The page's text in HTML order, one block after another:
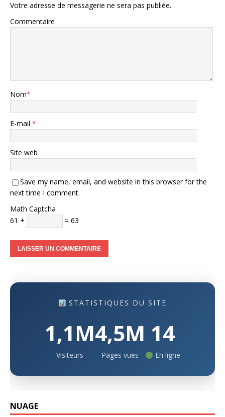
Votre adresse de messagerie ne sera pas publiée.
Commentaire
Nom*
E-mail *
Site web
Save my name, email, and website in this browser for the
next time I comment.
Math Captcha
61 +
= 63
STATISTIQUES DU SITE
1,1M
Visiteurs
4,5M
Pages vues
14
En ligne
NUAGE